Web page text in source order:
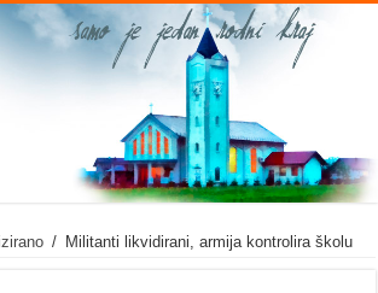
/ Militanti likvidirani, armija kontrolira školu